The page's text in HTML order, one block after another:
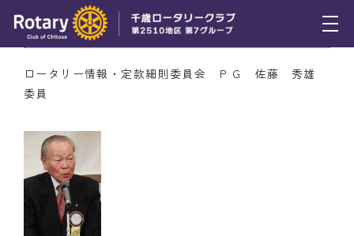
トピックス
例会報告
活動報告
理事会報告
スケジュール
1月14日（木） ロータリー情報紹介
ロータリー情報・定款細則委員会 ＰＧ 佐藤 秀雄
委員